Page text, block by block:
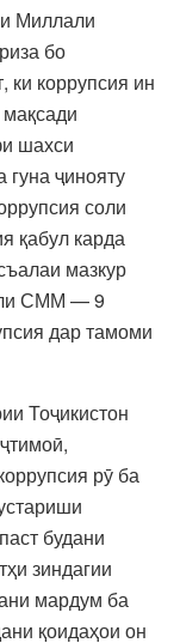
Миллали
бо
ки коррупсия ин
шахси
ҷинояту
соли
қабул карда
мазкур
СММ — 9
дар тамоми
Тоҷикистон
рӯ ба
будани
зиндагии
мардум ба
қоидаҳои он